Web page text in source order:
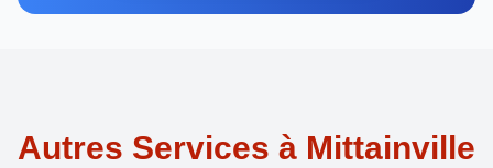
Autres Services à Mittainville